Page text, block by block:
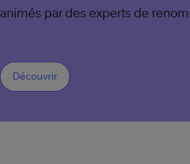
animés par des experts de
Découvrir